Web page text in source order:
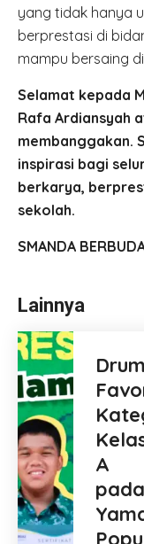
yang tidak hanya
berprestasi di
mampu bersaing
Selamat kepada
Rafa Ardiansyah
membanggakan.
inspirasi bagi
berkarya,
sekolah.
SMANDA
Lainnya
A
pada